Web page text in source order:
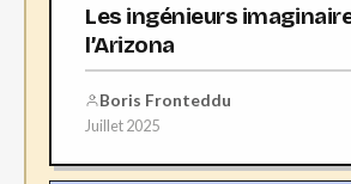
Les ingénieurs
l’Arizona
Boris Fronteddu
Juillet 2025